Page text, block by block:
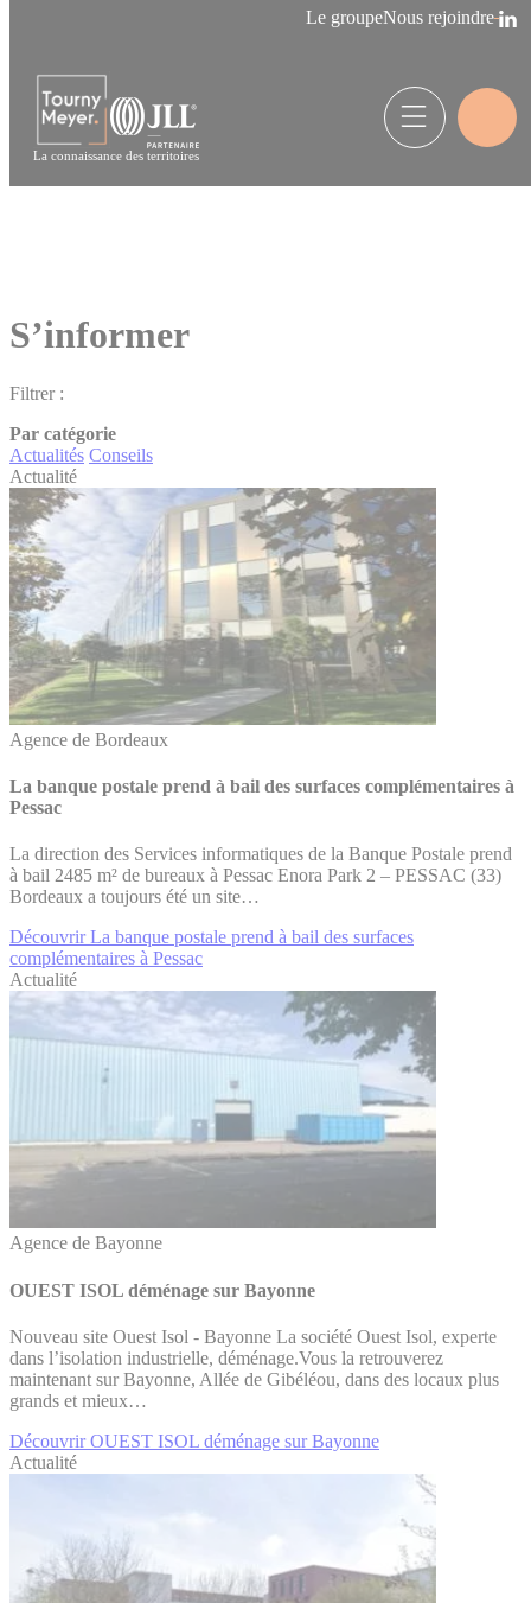
Le groupeNous rejoindre
La connaissance des territoires
S’informer
Filtrer :
Par catégorie
Actualités Conseils
Actualité
Agence de Bordeaux
La banque postale prend à bail des surfaces complémentaires à
Pessac
La direction des Services informatiques de la Banque Postale prend
à bail 2485 m² de bureaux à Pessac Enora Park 2 – PESSAC (33)
Bordeaux a toujours été un site…
Découvrir La banque postale prend à bail des surfaces
complémentaires à Pessac
Actualité
Agence de Bayonne
OUEST ISOL déménage sur Bayonne
Nouveau site Ouest Isol - Bayonne La société Ouest Isol, experte
dans l’isolation industrielle, déménage.Vous la retrouverez
maintenant sur Bayonne, Allée de Gibéléou, dans des locaux plus
grands et mieux…
Découvrir OUEST ISOL déménage sur Bayonne
Actualité